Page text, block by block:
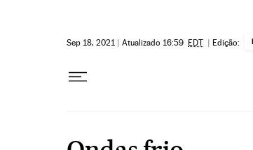
Sep 18, 2021 | Atualizado 16:59 EDT | Edição: